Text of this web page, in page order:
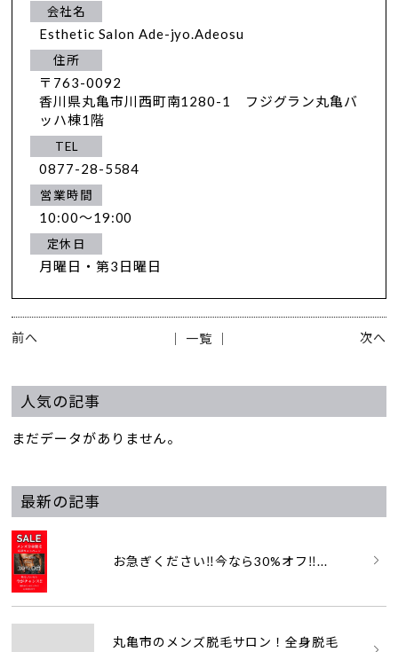
会社名
Esthetic Salon Ade-jyo.Adeosu
住所
〒763-0092
香川県丸亀市川西町南1280-1 フジグラン丸亀バ
ッハ棟1階
TEL
0877-28-5584
営業時間
10:00～19:00
定休日
月曜日・第3日曜日
前へ 次へ
│ 一覧 │
人気の記事
まだデータがありません。
最新の記事
お急ぎください‼️今なら30%オフ‼...
丸亀市のメンズ脱毛サロン！全身脱毛